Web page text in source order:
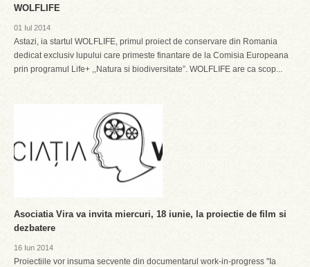
WOLFLIFE
01 Iul 2014
Astazi, ia startul WOLFLIFE, primul proiect de conservare din Romania
dedicat exclusiv lupului care primeste finantare de la Comisia Europeana
prin programul Life+ ,,Natura si biodiversitate”. WOLFLIFE are ca scop...
Asociatia Vira va invita miercuri, 18 iunie, la proiectie de film si
dezbatere
16 Iun 2014
Proiectiile vor insuma secvente din documentarul work-in-progress "Ia